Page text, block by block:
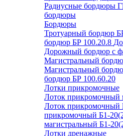
Радиусные бордюры
бордюры
Бордюры
Тротуарный бордюр
бордюр БР 100.20.8
Дорожный бордюр с
Магистральный
Магистральный
бордюр БР 100.60.20
Лотки прикромочные
Лоток прикромочный
Лоток прикромочный
прикромочный Б1-
магистральный Б1-
Лотки дренажные